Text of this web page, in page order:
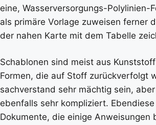
eine, Wasserversorgungs-Polylinien-
als primäre Vorlage zuweisen ferner
der nahen Karte mit dem Tabelle
Schablonen sind meist aus
Formen, die auf Stoff zurückverfolgt
sachverstand sehr mächtig sein,
ebenfalls sehr kompliziert.
Dokumente, die einige Anweisungen